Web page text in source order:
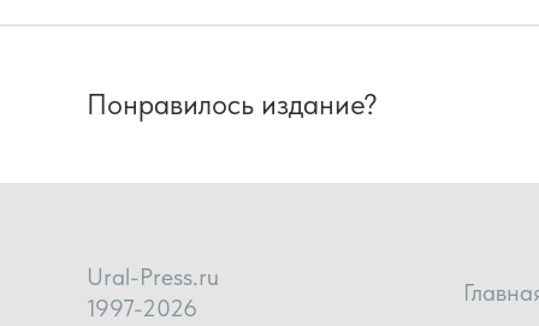
Понравилось издание?
Ural-Press.ru
1997-2026